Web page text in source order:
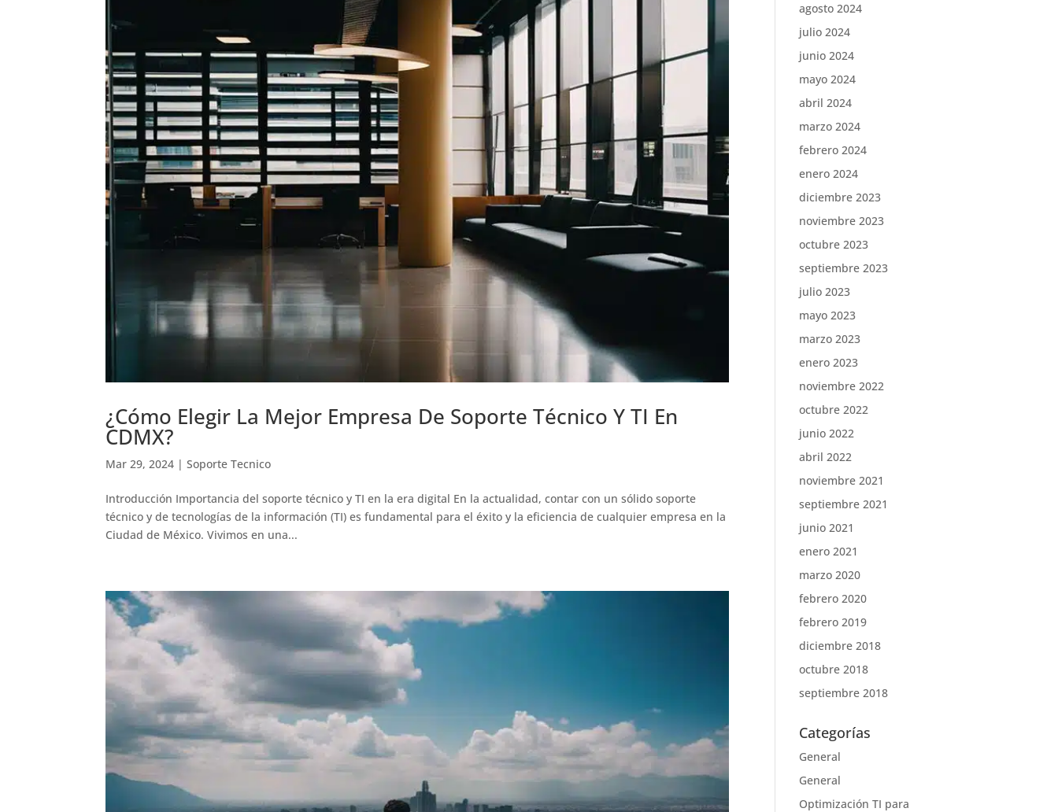
¿Cómo Elegir La Mejor Empresa De Soporte Técnico Y TI En
CDMX?
Mar 29, 2024 |Soporte Tecnico
Introducción Importancia del soporte técnico y TI en la era digital En la actualidad, contar con un sólido soporte
técnico y de tecnologías de la información (TI) es fundamental para el éxito y la eficiencia de cualquier empresa en la
Ciudad de México. Vivimos en una...
agosto 2024
julio 2024
junio 2024
mayo 2024
abril 2024
marzo 2024
febrero 2024
enero 2024
diciembre 2023
noviembre 2023
octubre 2023
septiembre 2023
julio 2023
mayo 2023
marzo 2023
enero 2023
noviembre 2022
octubre 2022
junio 2022
abril 2022
noviembre 2021
septiembre 2021
junio 2021
enero 2021
marzo 2020
febrero 2020
febrero 2019
diciembre 2018
octubre 2018
septiembre 2018
Categorías
General
General
Optimización TI para